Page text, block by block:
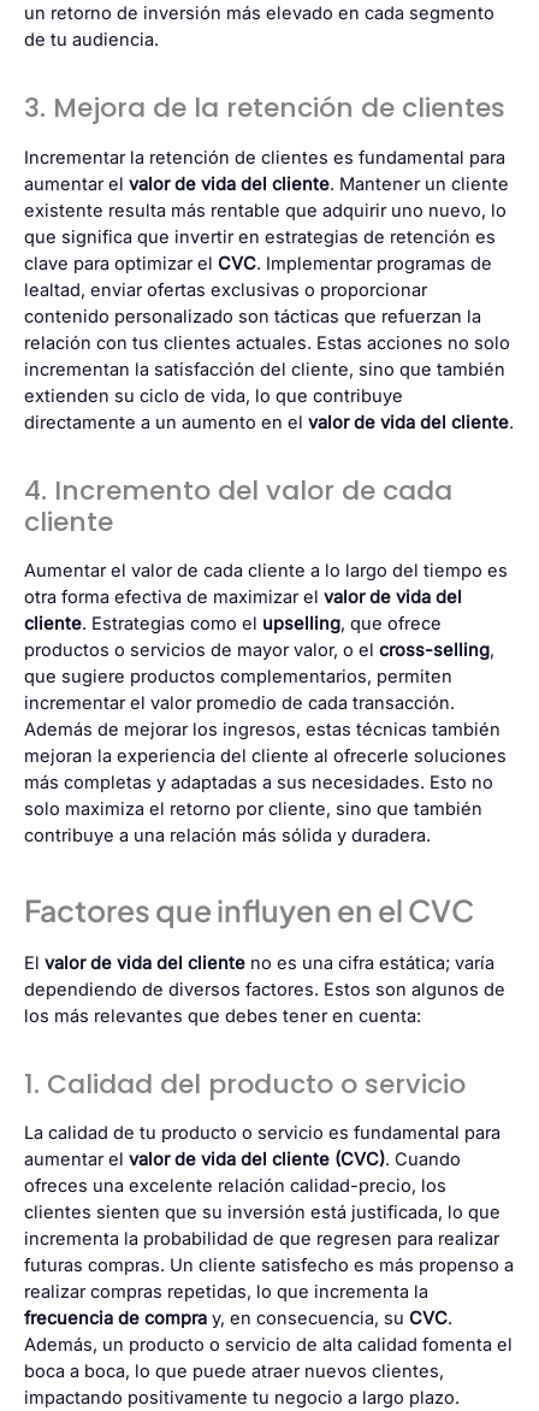
un retorno de inversión más elevado en cada segmento
de tu audiencia.
3. Mejora de la retención de clientes
Incrementar la retención de clientes es fundamental para
aumentar el valor de vida del cliente. Mantener un cliente
existente resulta más rentable que adquirir uno nuevo, lo
que significa que invertir en estrategias de retención es
clave para optimizar el CVC. Implementar programas de
lealtad, enviar ofertas exclusivas o proporcionar
contenido personalizado son tácticas que refuerzan la
relación con tus clientes actuales. Estas acciones no solo
incrementan la satisfacción del cliente, sino que también
extienden su ciclo de vida, lo que contribuye
directamente a un aumento en el valor de vida del cliente.
4. Incremento del valor de cada
cliente
Aumentar el valor de cada cliente a lo largo del tiempo es
otra forma efectiva de maximizar el valor de vida del
cliente. Estrategias como el upselling, que ofrece
productos o servicios de mayor valor, o el cross-selling,
que sugiere productos complementarios, permiten
incrementar el valor promedio de cada transacción.
Además de mejorar los ingresos, estas técnicas también
mejoran la experiencia del cliente al ofrecerle soluciones
más completas y adaptadas a sus necesidades. Esto no
solo maximiza el retorno por cliente, sino que también
contribuye a una relación más sólida y duradera.
Factores que influyen en el CVC
El valor de vida del cliente no es una cifra estática; varía
dependiendo de diversos factores. Estos son algunos de
los más relevantes que debes tener en cuenta:
1. Calidad del producto o servicio
La calidad de tu producto o servicio es fundamental para
aumentar el valor de vida del cliente (CVC). Cuando
ofreces una excelente relación calidad-precio, los
clientes sienten que su inversión está justificada, lo que
incrementa la probabilidad de que regresen para realizar
futuras compras. Un cliente satisfecho es más propenso a
realizar compras repetidas, lo que incrementa la
frecuencia de compra y, en consecuencia, su CVC.
Además, un producto o servicio de alta calidad fomenta el
boca a boca, lo que puede atraer nuevos clientes,
impactando positivamente tu negocio a largo plazo.